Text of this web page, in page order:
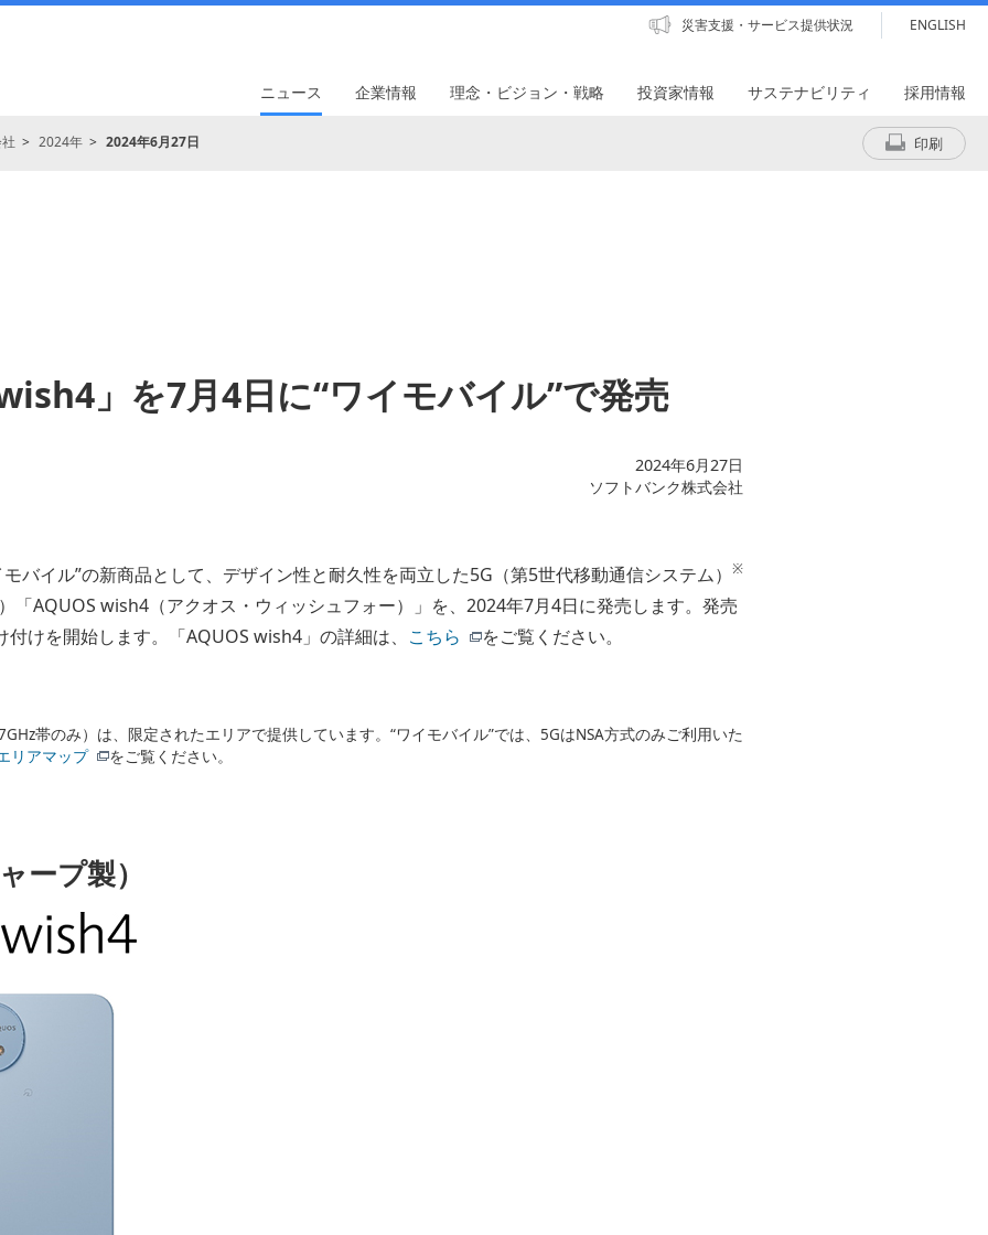
災害支援・サービス提供状況 ENGLISH
ニュース 企業情報 理念・ビジョン・戦略 投資家情報 サステナビリティ 採用情報
2024年 2024年6月27日 印刷
」を7月4日に“ワイモバイル”で発売
2024年6月27日
ソフトバンク株式会社
バイル”の新商品として、デザイン性と耐久性を両立した5G（第5世代移動通信システム） ※
「AQUOS wish4（アクオス・ウィッシュフォー）」を、2024年7月4日に発売します。発売
けを開始します。「AQUOS wish4」の詳細は、 こちら をご覧ください。
帯のみ）は、限定されたエリアで提供しています。“ワイモバイル”では、5GはNSA方式のみご利用いた
リアマップ
をご覧ください。
ープ製）